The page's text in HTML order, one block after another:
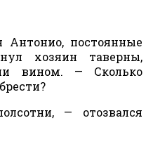
постоянные
хозяин таверны,
вином. — Сколько
— отозвался